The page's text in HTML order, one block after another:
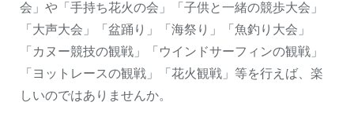
会」や「手持ち花火の会」「子供と一緒の競歩大会」
「大声大会」「盆踊り」「海祭り」「魚釣り大会」
「カヌー競技の観戦」「ウインドサーフィンの観戦」
「ヨットレースの観戦」「花火観戦」等を行えば、楽
しいのではありませんか。